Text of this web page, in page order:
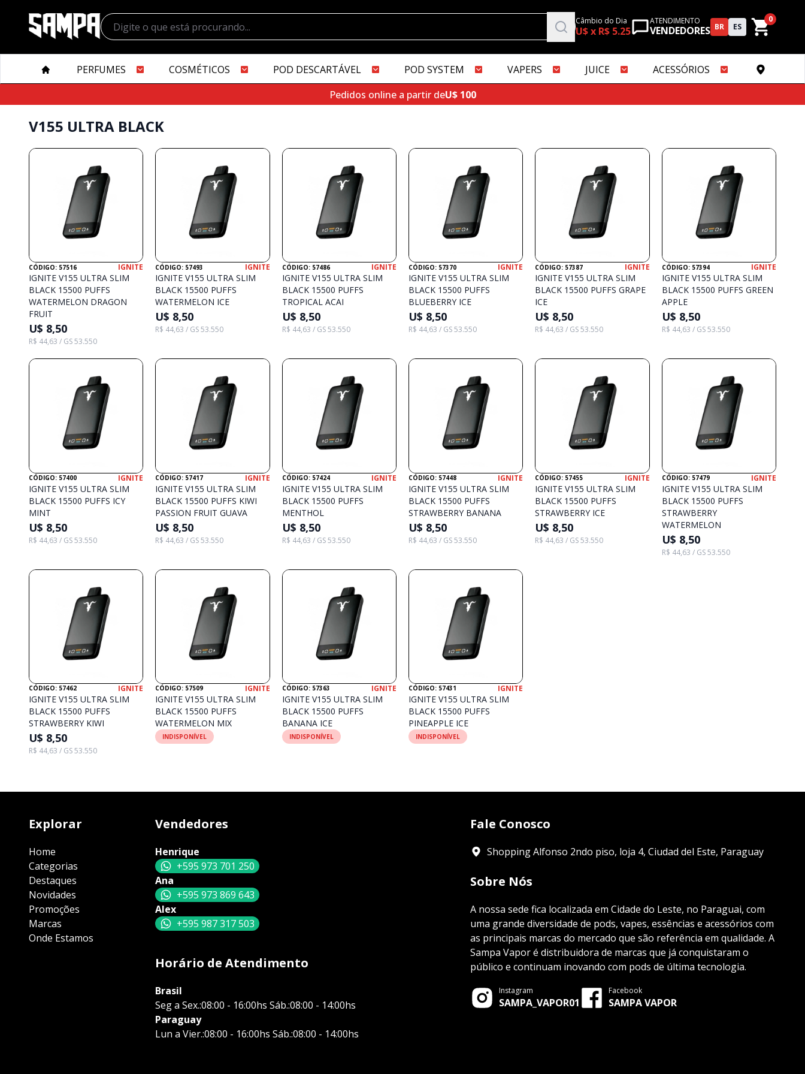
Câmbio do Dia
U$ x R$ 5.25
ATENDIMENTO
VENDEDORES BR ES
0
PERFUMES COSMÉTICOS POD DESCARTÁVEL POD SYSTEM VAPERS JUICE
ACESSÓRIOS
Pedidos online a partir deU$ 100
V155 ULTRA BLACK
CÓDIGO: 57516 IGNITE
IGNITE V155 ULTRA SLIM
BLACK 15500 PUFFS
WATERMELON DRAGON
FRUIT
U$ 8,50
R$ 44,63 / GS 53.550
CÓDIGO: 57493 IGNITE
IGNITE V155 ULTRA SLIM
BLACK 15500 PUFFS
WATERMELON ICE
U$ 8,50
R$ 44,63 / GS 53.550
CÓDIGO: 57486 IGNITE
IGNITE V155 ULTRA SLIM
BLACK 15500 PUFFS
TROPICAL ACAI
U$ 8,50
R$ 44,63 / GS 53.550
CÓDIGO: 57370 IGNITE
IGNITE V155 ULTRA SLIM
BLACK 15500 PUFFS
BLUEBERRY ICE
U$ 8,50
R$ 44,63 / GS 53.550
CÓDIGO: 57387 IGNITE
IGNITE V155 ULTRA SLIM
BLACK 15500 PUFFS GRAPE
ICE
U$ 8,50
R$ 44,63 / GS 53.550
CÓDIGO: 57394 IGNITE
IGNITE V155 ULTRA SLIM
BLACK 15500 PUFFS GREEN
APPLE
U$ 8,50
R$ 44,63 / GS 53.550
CÓDIGO: 57400 IGNITE
IGNITE V155 ULTRA SLIM
BLACK 15500 PUFFS ICY
MINT
U$ 8,50
R$ 44,63 / GS 53.550
CÓDIGO: 57417 IGNITE
IGNITE V155 ULTRA SLIM
BLACK 15500 PUFFS KIWI
PASSION FRUIT GUAVA
U$ 8,50
R$ 44,63 / GS 53.550
CÓDIGO: 57424 IGNITE
IGNITE V155 ULTRA SLIM
BLACK 15500 PUFFS
MENTHOL
U$ 8,50
R$ 44,63 / GS 53.550
CÓDIGO: 57448 IGNITE
IGNITE V155 ULTRA SLIM
BLACK 15500 PUFFS
STRAWBERRY BANANA
U$ 8,50
R$ 44,63 / GS 53.550
CÓDIGO: 57455 IGNITE
IGNITE V155 ULTRA SLIM
BLACK 15500 PUFFS
STRAWBERRY ICE
U$ 8,50
R$ 44,63 / GS 53.550
CÓDIGO: 57479 IGNITE
IGNITE V155 ULTRA SLIM
BLACK 15500 PUFFS
STRAWBERRY
WATERMELON
U$ 8,50
R$ 44,63 / GS 53.550
CÓDIGO: 57462 IGNITE
IGNITE V155 ULTRA SLIM
BLACK 15500 PUFFS
STRAWBERRY KIWI
U$ 8,50
R$ 44,63 / GS 53.550
CÓDIGO: 57509 IGNITE
IGNITE V155 ULTRA SLIM
BLACK 15500 PUFFS
WATERMELON MIX
INDISPONÍVEL
CÓDIGO: 57363 IGNITE
IGNITE V155 ULTRA SLIM
BLACK 15500 PUFFS
BANANA ICE
INDISPONÍVEL
CÓDIGO: 57431 IGNITE
IGNITE V155 ULTRA SLIM
BLACK 15500 PUFFS
PINEAPPLE ICE
INDISPONÍVEL
Explorar
Home
Categorias
Destaques
Novidades
Promoções
Marcas
Onde Estamos
Vendedores
Henrique
+595 973 701 250
Ana
+595 973 869 643
Alex
+595 987 317 503
Horário de Atendimento
Brasil
Seg a Sex.:08:00 - 16:00hs Sáb.:08:00 - 14:00hs
Paraguay
Lun a Vier.:08:00 - 16:00hs Sáb.:08:00 - 14:00hs
Fale Conosco
Shopping Alfonso 2ndo piso, loja 4, Ciudad del Este, Paraguay
Sobre Nós
A nossa sede fica localizada em Cidade do Leste, no Paraguai, com
uma grande diversidade de pods, vapes, essências e acessórios com
as principais marcas do mercado que são referência em qualidade. A
Sampa Vapor é distribuidora de marcas que já conquistaram o
público e continuam inovando com pods de última tecnologia.
Instagram
SAMPA_VAPOR01
Facebook
SAMPA VAPOR